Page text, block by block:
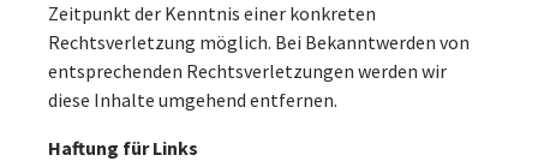
Zeitpunkt der Kenntnis einer konkreten
Rechtsverletzung möglich. Bei Bekanntwerden von
entsprechenden Rechtsverletzungen werden wir
diese Inhalte umgehend entfernen.
Haftung für Links